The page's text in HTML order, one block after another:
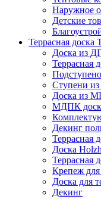
Наружное
Детские
Террасная доска
Доска из
Террасная
Ступени
Доска из
МДПК
Декинг
Террасная
Доска
Террасная
Крепеж для
Доска для
Декинг